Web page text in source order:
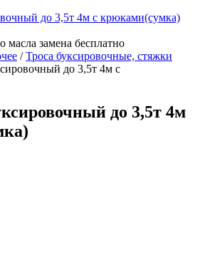
замена бесплатно
/Троса буксировочные, стяжки
до 3,5т 4м с
до 3,5т 4м